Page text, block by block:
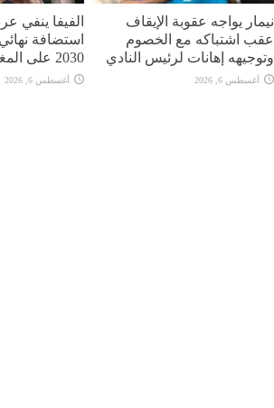
نيمار يواجه عقوبة الإيقاف
عقب اشتباكه مع الخصوم
وتوجيهه إهانات لرئيس النادي
أغسطس 6, 2026
الفيفا ينفي
استضافة
2030 على المغرب
أغسطس 6, 2026